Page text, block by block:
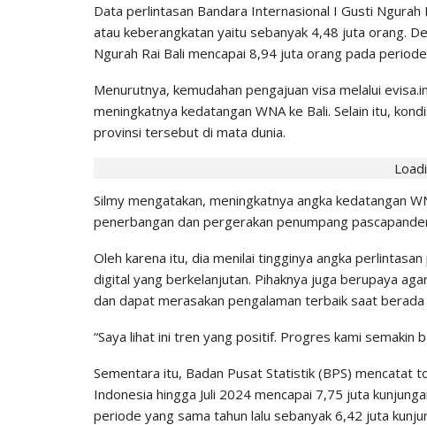
Data perlintasan Bandara Internasional I Gusti
atau keberangkatan yaitu sebanyak 4,48 juta orang.
Ngurah Rai Bali mencapai 8,94 juta orang pada
Menurutnya, kemudahan pengajuan visa melalui
meningkatnya kedatangan WNA ke Bali. Selain itu,
provinsi tersebut di mata dunia.
Silmy mengatakan, meningkatnya angka kedatangan
penerbangan dan pergerakan penumpang
Oleh karena itu, dia menilai tingginya angka
digital yang berkelanjutan. Pihaknya juga berupaya
dan dapat merasakan pengalaman terbaik saat
“Saya lihat ini tren yang positif. Progres kami semakin
Sementara itu, Badan Pusat Statistik (BPS) mencatat
Indonesia hingga Juli 2024 mencapai 7,75 juta
periode yang sama tahun lalu sebanyak 6,42 juta